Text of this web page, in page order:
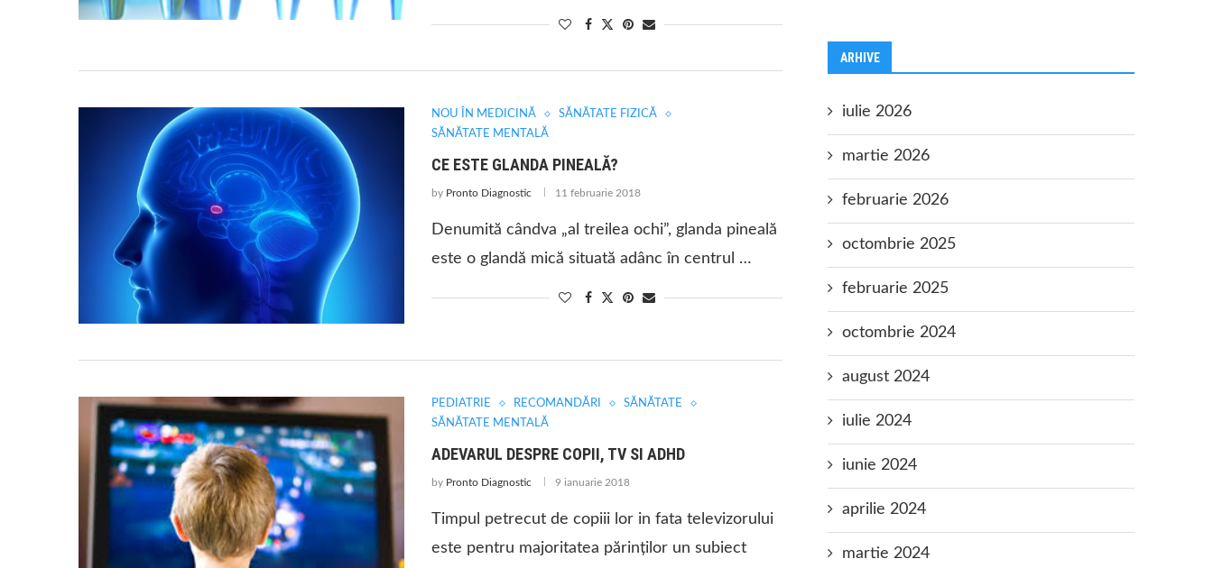
NOU ÎN MEDICINĂ
SĂNĂTATE FIZICĂ
SĂNĂTATE MENTALĂ
CE ESTE GLANDA PINEALĂ?
by Pronto Diagnostic 11 februarie 2018
Denumită cândva „al treilea ochi”, glanda pineală
este o glandă mică situată adânc în centrul …
PEDIATRIE RECOMANDĂRI
SĂNĂTATE
SĂNĂTATE MENTALĂ
ADEVARUL DESPRE COPII, TV SI ADHD
by Pronto Diagnostic 9 ianuarie 2018
Timpul petrecut de copiii lor in fata televizorului
este pentru majoritatea părinților un subiect
ARHIVE
iulie 2026
martie 2026
februarie 2026
octombrie 2025
februarie 2025
octombrie 2024
august 2024
iulie 2024
iunie 2024
aprilie 2024
martie 2024